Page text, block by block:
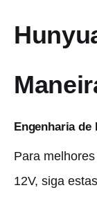
Engenharia de
Para
12V, siga